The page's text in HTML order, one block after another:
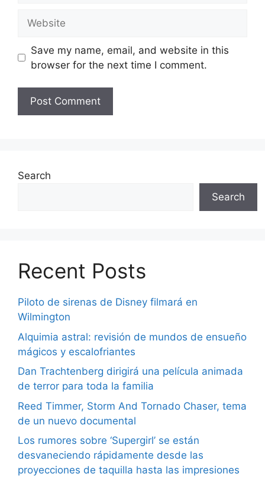
Save my name, email, and website in this
browser for the next time I comment.
Search
Search
Recent Posts
Piloto de sirenas de Disney filmará en
Wilmington
Alquimia astral: revisión de mundos de ensueño
mágicos y escalofriantes
Dan Trachtenberg dirigirá una película animada
de terror para toda la familia
Reed Timmer, Storm And Tornado Chaser, tema
de un nuevo documental
Los rumores sobre ‘Supergirl’ se están
desvaneciendo rápidamente desde las
proyecciones de taquilla hasta las impresiones